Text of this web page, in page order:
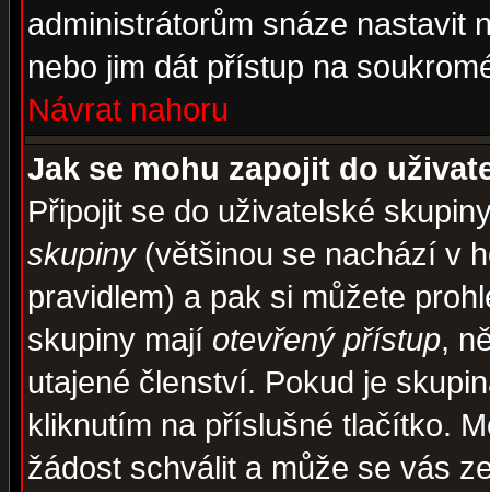
administrátorům snáze nastavit
nebo jim dát přístup na
Návrat nahoru
Jak se mohu zapojit do
Připojit se do uživatelské
skupiny(většinou se nachází v
pravidlem) a pak si můžete
skupiny mají otevřený přístup,
utajené členství. Pokud je
kliknutím na příslušné tlačítko.
žádost schválit a může se vás